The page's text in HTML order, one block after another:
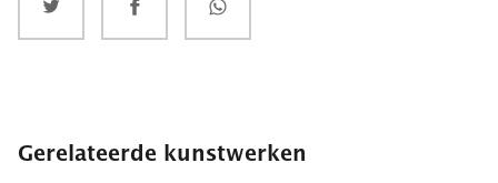
Gerelateerde kunstwerken